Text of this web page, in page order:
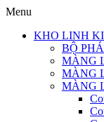
Menu
KHO LINH
BỘ
MÀNG
MÀNG
MÀNG